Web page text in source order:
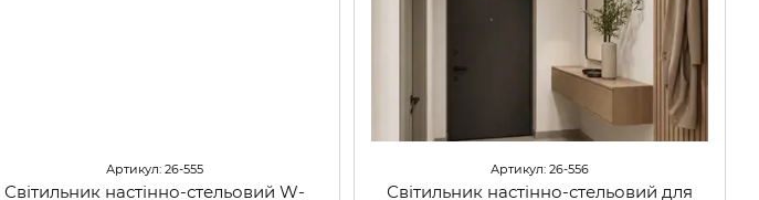
Артикул: 26-555
Світильник настінно-стельовий W-
Артикул: 26-556
Світильник настінно-стельовий для